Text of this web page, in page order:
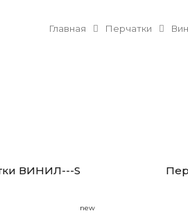
Главная Перчатки
ВИНИЛ---S
new